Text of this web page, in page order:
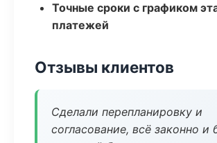
Точные сроки с графиком
платежей
Отзывы клиентов
Сделали перепланировку и
согласование, всё законно и